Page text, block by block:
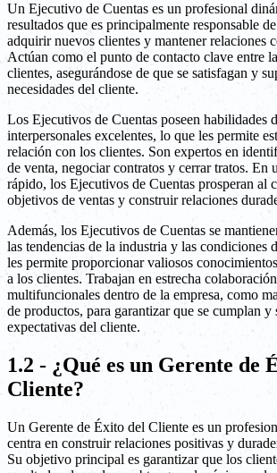
Un Ejecutivo de Cuentas es un profesional
resultados que es principalmente responsable
adquirir nuevos clientes y mantener relaciones
Actúan como el punto de contacto clave entre
clientes, asegurándose de que se satisfagan y
necesidades del cliente.
Los Ejecutivos de Cuentas poseen habilidades
interpersonales excelentes, lo que les permite
relación con los clientes. Son expertos en
de venta, negociar contratos y cerrar tratos. En
rápido, los Ejecutivos de Cuentas prosperan al
objetivos de ventas y construir relaciones
Además, los Ejecutivos de Cuentas se
las tendencias de la industria y las condiciones
les permite proporcionar valiosos
a los clientes. Trabajan en estrecha
multifuncionales dentro de la empresa, como
de productos, para garantizar que se cumplan y
expectativas del cliente.
1.2 - ¿Qué es un Gerente de
Cliente?
Un Gerente de Éxito del Cliente es un
centra en construir relaciones positivas y
Su objetivo principal es garantizar que los